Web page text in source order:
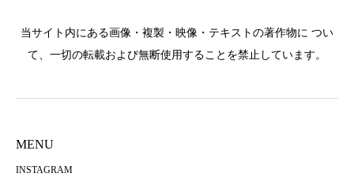
当サイト内にある画像・複製・映像・テキストの著作物に つい
て、一切の転載および無断使用することを禁止しています。
MENU
INSTAGRAM